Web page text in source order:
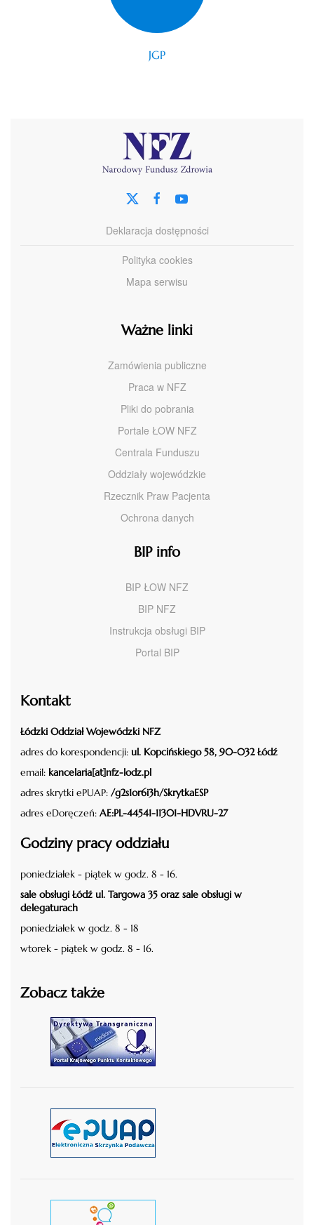
JGP
Deklaracja dostępności
Polityka cookies
Mapa serwisu
Ważne linki
Zamówienia publiczne
Praca w NFZ
Pliki do pobrania
Portale ŁOW NFZ
Centrala Funduszu
Oddziały wojewódzkie
Rzecznik Praw Pacjenta
Ochrona danych
BIP info
BIP ŁOW NFZ
BIP NFZ
Instrukcja obsługi BIP
Portal BIP
Kontakt
Łódzki Oddział Wojewódzki NFZ
adres do korespondencji: ul. Kopcińskiego 58, 90-032 Łódź
email: kancelaria[at]nfz-lodz.pl
adres skrytki ePUAP: /g2s1or6i3h/SkrytkaESP
adres eDoręczeń: AE:PL-44541-11301-HDVRU-27
Godziny pracy oddziału
poniedziałek - piątek w godz. 8 - 16.
sale obsługi Łódź ul. Targowa 35 oraz sale obsługi w
delegaturach
poniedziałek w godz. 8 - 18
wtorek - piątek w godz. 8 - 16.
Zobacz także
czytaj więcej
czytaj więcej